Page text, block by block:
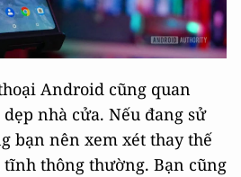
Android cũng quan
nhà cửa. Nếu đang sử
bạn nên xem xét thay thế
thông thường. Bạn cũng